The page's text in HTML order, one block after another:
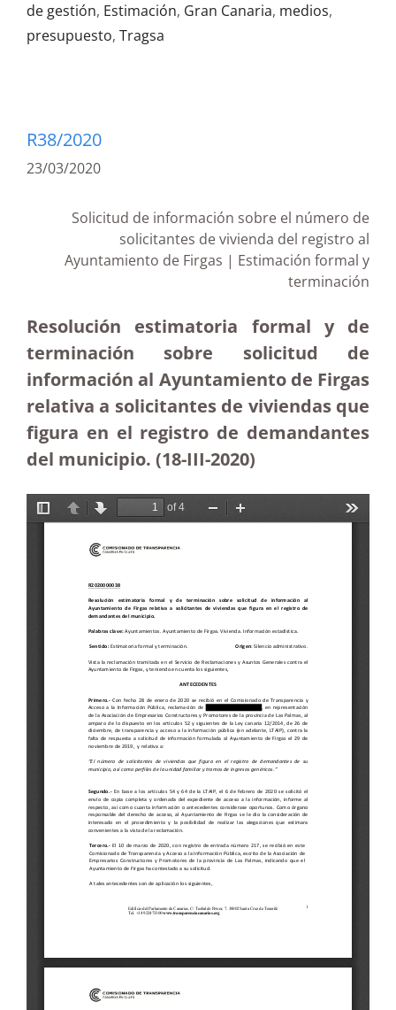
de gestión, Estimación, Gran Canaria, medios,
presupuesto, Tragsa
R38/2020
23/03/2020
Solicitud de información sobre el número de
solicitantes de vivienda del registro al
Ayuntamiento de Firgas | Estimación formal y
terminación
Resolución estimatoria formal y de
terminación sobre solicitud de
información al Ayuntamiento de Firgas
relativa a solicitantes de viviendas que
figura en el registro de demandantes
del municipio. (18-III-2020)